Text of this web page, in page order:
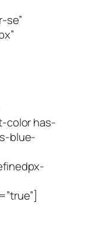
se”
color has-
blue-